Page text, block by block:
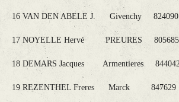
16 VAN DEN ABELE J. Givenchy 824090
17 NOYELLE Hervé PREURES 805685
18 DEMARS Jacques Armentieres 844042
19 REZENTHEL Freres Marck 847629